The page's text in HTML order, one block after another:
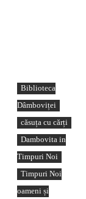
Biblioteca
Dâmboviței
căsuța cu cărți
Dambovita in
Timpuri Noi
Timpuri Noi
oameni și